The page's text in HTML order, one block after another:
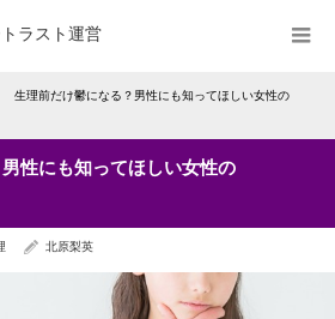
ラスト運営
生理前だけ鬱になる？男性にも知ってほしい女性の
性にも知ってほしい女性の
北原梨英